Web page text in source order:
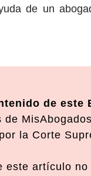
de un
de este
de
la Corte
este artículo